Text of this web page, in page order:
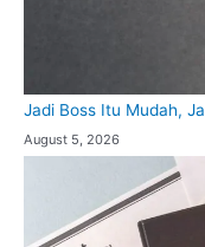
Jadi Boss Itu Mudah,
August 5, 2026